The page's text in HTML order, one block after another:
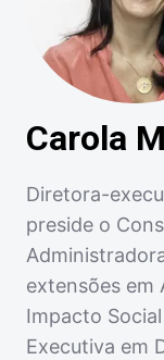
Carola
Diretora-
preside o
extensões em
Impacto
Executiva em